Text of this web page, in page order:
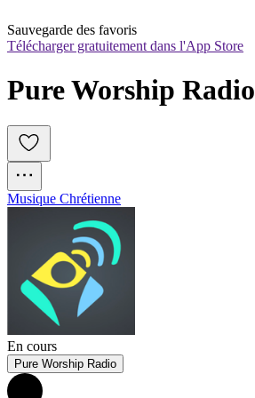
Sauvegarde des favoris
Télécharger gratuitement dans l'App Store
Pure Worship Radio
Musique Chrétienne
En cours
Pure Worship Radio